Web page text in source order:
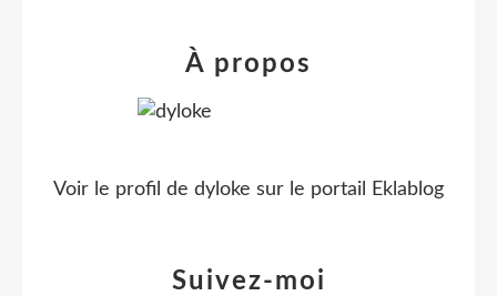
Suivez-moi
À propos
Voir le profil de dyloke sur le portail Eklablog